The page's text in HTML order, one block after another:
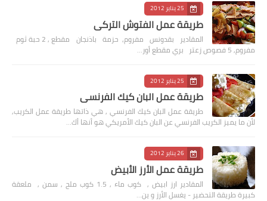
25 يناير 2012
طريقة عمل الفتوش التركي
المقادير بقدونس مفروم, حزمة باذنجان مقطع , 2 حبة ثوم
مفروم, 5 فصوص زعتر بري مقطع أور…
25 يناير 2012
طريقة عمل البان كيك الفرنسي
طريقة عمل البان كيك الفرنسي , هي ذاتها طريقة عمل الكريب,
لأن ما يميز الكريب الفرنسي عن البان كيك الأمريكي هو أنها أك…
26 يناير 2012
طريقة عمل الأرز الأبيض
المقادير ارز ابيض , كوب ماء , 1.5 كوب ملح , سمن , ملعقة
كبيرة طريقة التحضير - يغسل الأرز و ين…